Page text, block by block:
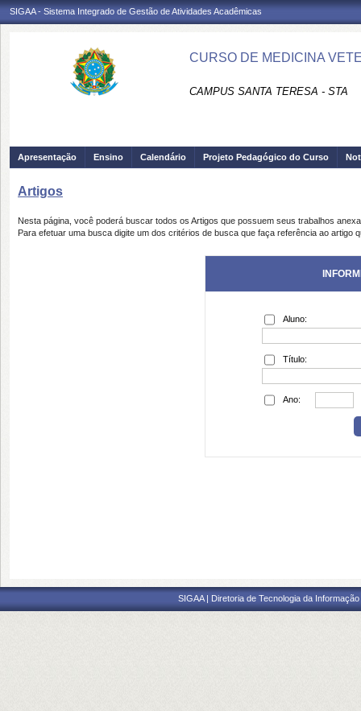
SIGAA - Sistema Integrado de Gestão de Atividades Acadêmicas
CURSO DE MEDICINA
CAMPUS SANTA TERESA - STA
Apresentação Ensino Calendário Projeto Pedagógico do Curso
Artigos
Nesta página, você poderá buscar todos os Artigos que possuem seus trabalhos
Para efetuar uma busca digite um dos critérios de busca que faça referência ao artigo
Aluno:
Título:
Ano:
SIGAA | Diretoria de Tecnologia da